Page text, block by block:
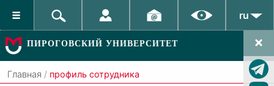
ru
ПИРОГОВСКИЙ УНИВЕРСИТЕТ
Главная / профиль сотрудника